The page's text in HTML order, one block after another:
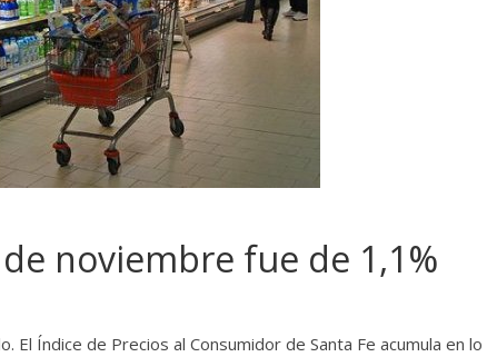
noviembre fue de 1,1%
El Índice de Precios al Consumidor de Santa Fe acumula en lo